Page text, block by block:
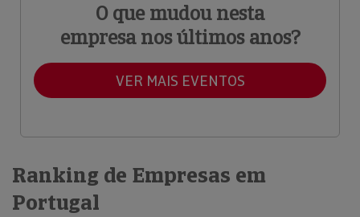
O que mudou nesta
empresa nos últimos anos?
VER MAIS EVENTOS
Ranking de Empresas em
Portugal